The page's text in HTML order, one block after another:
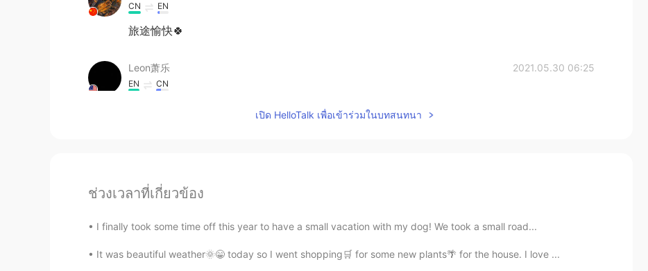
CN EN
旅途愉快🍀
Leon萧乐 2021.05.30 06:25
EN CN
@Leon萧乐
Leon萧乐 2021.05.30 06:24
哇！谢谢你的修改和解释！
เปิด HelloTalk เพื่อเข้าร่วมในบทสนทนา
ช่วงเวลาที่เกี่ยวข้อง
I finally took some time off this year to have a small vacation with my dog! We took a small road...
It was beautiful weather🌞😁 today so I went shopping🛒 for some new plants🌴 for the house. I love ...